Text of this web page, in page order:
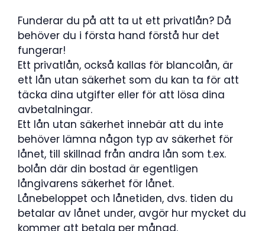
Funderar du på att ta ut ett privatlån? Då
behöver du i första hand förstå hur det
fungerar!
Ett privatlån, också kallas för blancolån, är
ett lån utan säkerhet som du kan ta för att
täcka dina utgifter eller för att lösa dina
avbetalningar.
Ett lån utan säkerhet innebär att du inte
behöver lämna någon typ av säkerhet för
lånet, till skillnad från andra lån som t.ex.
bolån där din bostad är egentligen
långivarens säkerhet för lånet.
Lånebeloppet och lånetiden, dvs. tiden du
betalar av lånet under, avgör hur mycket du
kommer att betala per månad.